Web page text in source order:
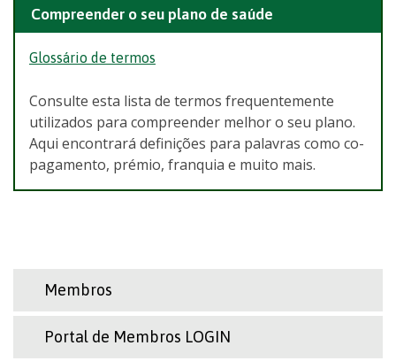
Compreender o seu plano de saúde
Glossário de termos
Consulte esta lista de termos frequentemente
utilizados para compreender melhor o seu plano.
Aqui encontrará definições para palavras como co-
pagamento, prémio, franquia e muito mais.
Membros
Portal de Membros LOGIN